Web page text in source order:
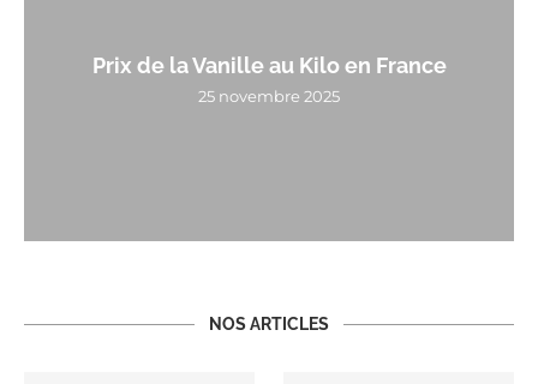
Prix de la Vanille au Kilo en France
25 novembre 2025
NOS ARTICLES